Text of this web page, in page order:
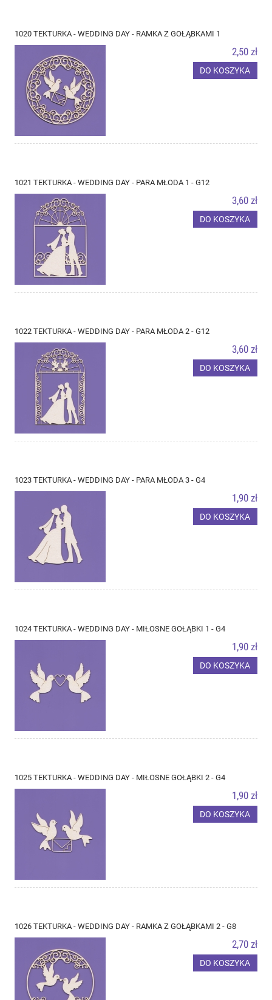
1020 TEKTURKA - WEDDING DAY - RAMKA Z GOŁĄBKAMI 1
2,50 zł
DO KOSZYKA
1021 TEKTURKA - WEDDING DAY - PARA MŁODA 1 - G12
3,60 zł
DO KOSZYKA
1022 TEKTURKA - WEDDING DAY - PARA MŁODA 2 - G12
3,60 zł
DO KOSZYKA
1023 TEKTURKA - WEDDING DAY - PARA MŁODA 3 - G4
1,90 zł
DO KOSZYKA
1024 TEKTURKA - WEDDING DAY - MIŁOSNE GOŁĄBKI 1 - G4
1,90 zł
DO KOSZYKA
1025 TEKTURKA - WEDDING DAY - MIŁOSNE GOŁĄBKI 2 - G4
1,90 zł
DO KOSZYKA
1026 TEKTURKA - WEDDING DAY - RAMKA Z GOŁĄBKAMI 2 - G8
2,70 zł
DO KOSZYKA